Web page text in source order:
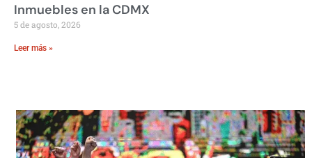
Inmuebles en la CDMX
5 de agosto, 2026
Leer más »